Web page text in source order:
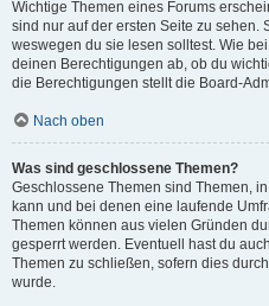
Wichtige Themen eines Forums
sind nur auf der ersten Seite zu sehen.
weswegen du sie lesen solltest. Wie
deinen Berechtigungen ab, ob du
die Berechtigungen stellt die Board-
Nach oben
Was sind geschlossene Themen?
Geschlossene Themen sind Themen,
kann und bei denen eine laufende
Themen können aus vielen Gründen
gesperrt werden. Eventuell hast du
Themen zu schließen, sofern dies
wurde.